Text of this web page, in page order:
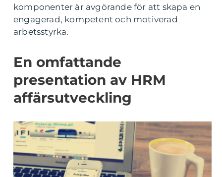
komponenter är avgörande för att skapa en
engagerad, kompetent och motiverad
arbetsstyrka.
En omfattande
presentation av HRM
affärsutveckling